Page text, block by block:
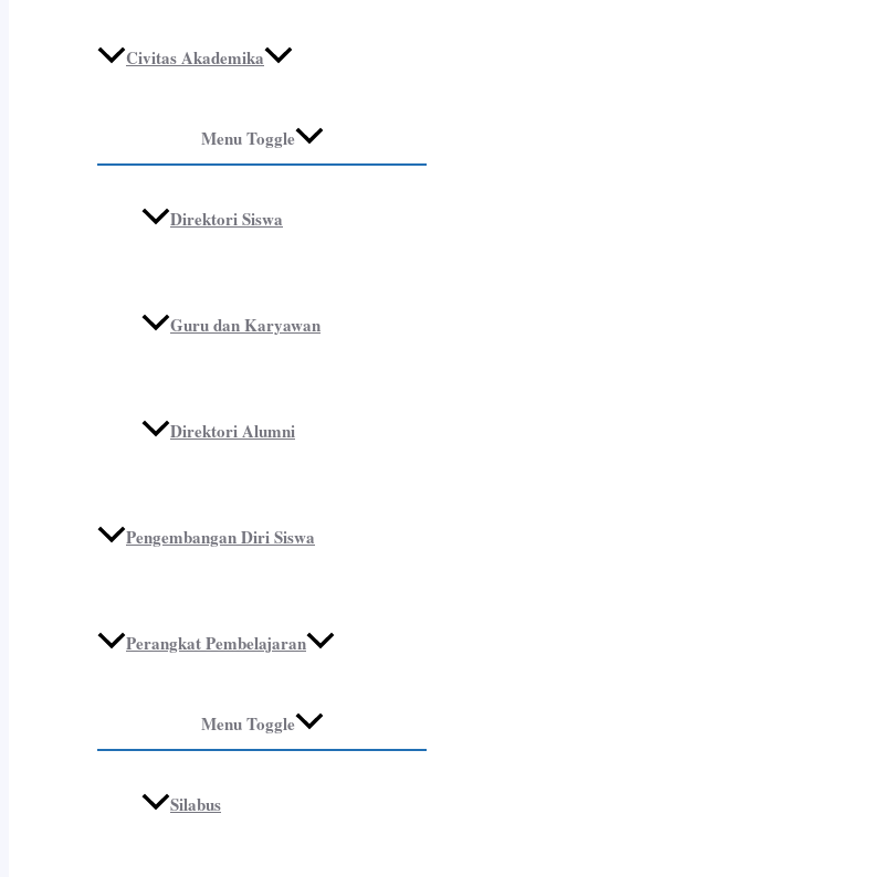
Civitas Akademika
Menu Toggle
Direktori Siswa
Guru dan Karyawan
Direktori Alumni
Pengembangan Diri Siswa
Perangkat Pembelajaran
Menu Toggle
Silabus